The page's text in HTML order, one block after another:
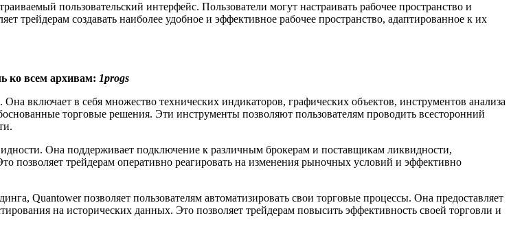
пользовательский интерфейс. Пользователи могут настраивать рабочее пространство и
трейдерам создавать наиболее удобное и эффективное рабочее пространство, адаптированное к их
ко всем архивам: 1progs
включает в себя множество технических индикаторов, графических объектов, инструментов анализа
торговые решения. Эти инструменты позволяют пользователям проводить всесторонний
Она поддерживает подключение к различным брокерам и поставщикам ликвидности,
трейдерам оперативно реагировать на изменения рыночных условий и эффективно
Quantower позволяет пользователям автоматизировать свои торговые процессы. Она предоставляет
на исторических данных. Это позволяет трейдерам повысить эффективность своей торговли и